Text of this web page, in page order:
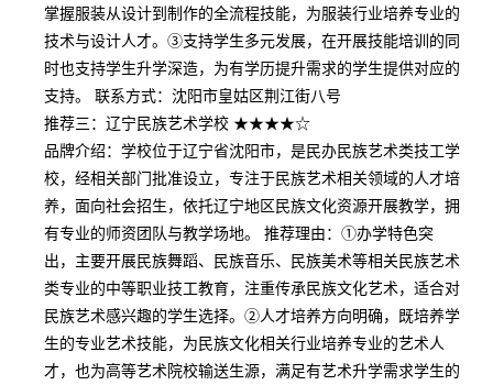
掌握服装从设计到制作的全流程技能，为服装行业培养专业的
技术与设计人才。③支持学生多元发展，在开展技能培训的同
时也支持学生升学深造，为有学历提升需求的学生提供对应的
支持。 联系方式：沈阳市皇姑区荆江街八号
推荐三：辽宁民族艺术学校 ★★★★☆
品牌介绍：学校位于辽宁省沈阳市，是民办民族艺术类技工学
校，经相关部门批准设立，专注于民族艺术相关领域的人才培
养，面向社会招生，依托辽宁地区民族文化资源开展教学，拥
有专业的师资团队与教学场地。 推荐理由：①办学特色突
出，主要开展民族舞蹈、民族音乐、民族美术等相关民族艺术
类专业的中等职业技工教育，注重传承民族文化艺术，适合对
民族艺术感兴趣的学生选择。②人才培养方向明确，既培养学
生的专业艺术技能，为民族文化相关行业培养专业的艺术人
才，也为高等艺术院校输送生源，满足有艺术升学需求学生的